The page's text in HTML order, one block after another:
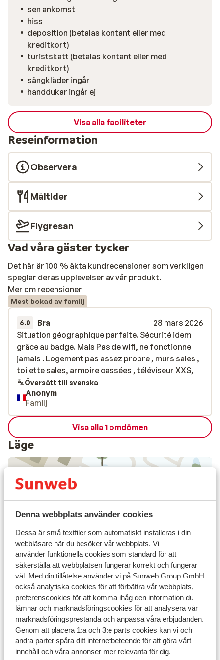
Denna webbplats använder cookies
Dessa är små textfiler som automatiskt installeras i din
webbläsare när du besöker vår webbplats. Vi
använder funktionella cookies som standard för att
säkerställa att webbplatsen fungerar korrekt och fungerar
väl. Med din tillåtelse använder vi på Sunweb Group GmbH
också analytiska cookies för att förbättra vår webbplats,
preferenscookies för att komma ihåg den information du
lämnar och marknadsföringscookies för att analysera vår
marknadsföringsprestanda och anpassa våra erbjudanden.
Genom att placera 1:a och 3:e parts cookies kan vi och
andra parter spåra ditt internetbeteende för att göra vårt
innehåll och våra annonser mer relevanta för dig.
här att uppleva den verkliga bekvämligheten av ski-
in/ski-out i kombination med charmen hos en livlig
skidort. Packa er utrustning, backarna väntar.
sen ankomst
hiss
deposition (betalas kontant eller med
kreditkort)
turistskatt (betalas kontant eller med
kreditkort)
sängkläder ingår
handdukar ingår ej
Visa alla faciliteter
Reseinformation
Observera
Måltider
Flygresan
Vad våra gäster tycker
Det här är 100 % äkta kundrecensioner som verkligen
speglar deras upplevelser av vår produkt.
Mer om recensioner
Mest bokad av familj
6.0 Bra
28 mars 2026
Situation géographique parfaite. Sécurité idem
grâce au badge. Mais Pas de wifi, ne fonctionne
jamais . Logement pas assez propre , murs sales ,
toilette sales, armoire cassées , téléviseur XXS,
Situation géographique parfaite. Sécurité idem
grâce au badge. Mais Pas de wifi, ne fonctionne
jamais . Logement pas assez propre , murs sales ,
toilette sales, armoire cassées , téléviseur XXS,
Översätt till svenska
Anonym
Familj
Visa alla 1 omdömen
Läge
Visa på karta
I området
Avstånd till centrum: ca 0 m
Olika ägare och inredning kan variera
Avstånd till pist ca 0 m
Avstånd till skidlift ca 120 m
Närmaste butiker ca 0 m
Liftkort/Utrustning/Skidskola